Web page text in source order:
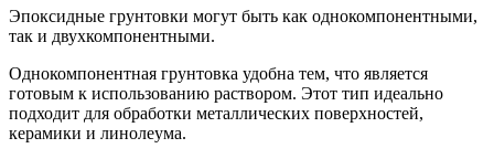
Эпоксидные грунтовки могут быть как однокомпонентными,
так и двухкомпонентными.
Однокомпонентная грунтовка удобна тем, что является
готовым к использованию раствором. Этот тип идеально
подходит для обработки металлических поверхностей,
керамики и линолеума.